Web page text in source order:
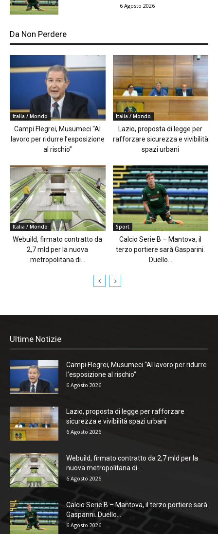
6 Agosto 2026
Da Non Perdere
Italia / Mondo
Campi Flegrei, Musumeci “Al
lavoro per ridurre l’esposizione
al rischio”
Italia / Mondo
Lazio, proposta di legge per
rafforzare sicurezza e vivibilità
spazi urbani
Italia / Mondo
Webuild, firmato contratto da
2,7 mld per la nuova
metropolitana di...
Sport
Calcio Serie B – Mantova, il
terzo portiere sarà Gasparini.
Duello...
Ultime Notizie
Campi Flegrei, Musumeci “Al lavoro per ridurre
l’esposizione al rischio”
6 Agosto 2026
Lazio, proposta di legge per rafforzare
sicurezza e vivibilità spazi urbani
6 Agosto 2026
Webuild, firmato contratto da 2,7 mld per la
nuova metropolitana di...
6 Agosto 2026
Calcio Serie B – Mantova, il terzo portiere sarà
Gasparini. Duello...
6 Agosto 2026